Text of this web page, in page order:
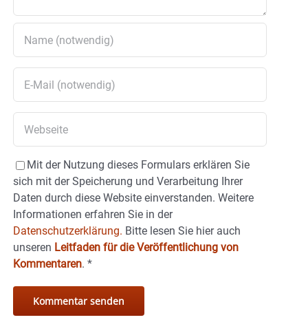
Mit der Nutzung dieses Formulars erklären Sie
sich mit der Speicherung und Verarbeitung Ihrer
Daten durch diese Website einverstanden. Weitere
Informationen erfahren Sie in der
Datenschutzerklärung. Bitte lesen Sie hier auch
unseren Leitfaden für die Veröffentlichung von
Kommentaren. *